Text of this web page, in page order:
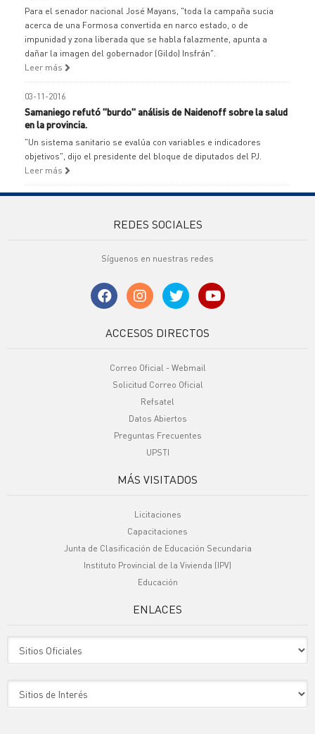
Para el senador nacional José Mayans, "toda la campaña sucia
acerca de una Formosa convertida en narco estado, o de
impunidad y zona liberada que se habla falazmente, apunta a
dañar la imagen del gobernador (Gildo) Insfrán".
Leer más
03-11-2016
Samaniego refutó "burdo" análisis de Naidenoff sobre la salud
en la provincia.
"Un sistema sanitario se evalúa con variables e indicadores
objetivos", dijo el presidente del bloque de diputados del PJ.
Leer más
REDES SOCIALES
Síguenos en nuestras redes
ACCESOS DIRECTOS
Correo Oficial - Webmail
Solicitud Correo Oficial
Refsatel
Datos Abiertos
Preguntas Frecuentes
UPSTI
MÁS VISITADOS
Licitaciones
Capacitaciones
Junta de Clasificación de Educación Secundaria
Instituto Provincial de la Vivienda (IPV)
Educación
ENLACES